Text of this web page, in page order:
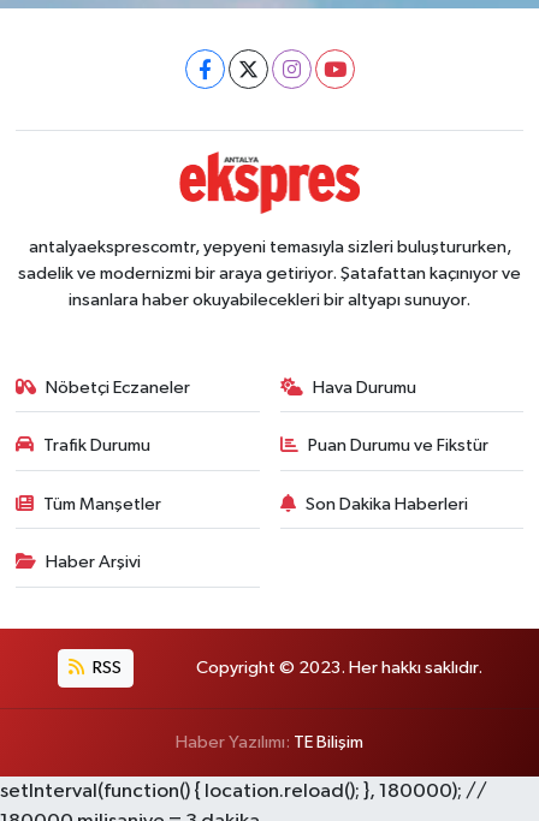
antalyaeksprescomtr, yepyeni temasıyla sizleri buluştururken,
sadelik ve modernizmi bir araya getiriyor. Şatafattan kaçınıyor ve
insanlara haber okuyabilecekleri bir altyapı sunuyor.
Nöbetçi Eczaneler Hava Durumu
Trafik Durumu Puan Durumu ve Fikstür
Tüm Manşetler Son Dakika Haberleri
Haber Arşivi
RSS Copyright © 2023. Her hakkı saklıdır.
Haber Yazılımı: TE Bilişim
setInterval(function() { location.reload(); }, 180000); //